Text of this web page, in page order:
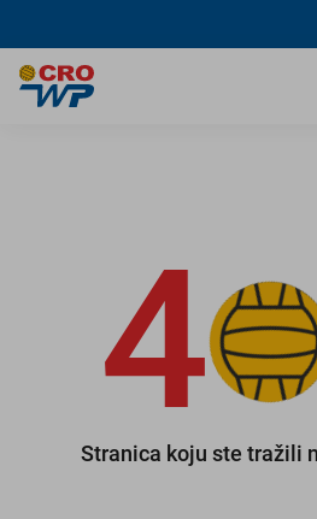
4
Stranica koju ste tražili